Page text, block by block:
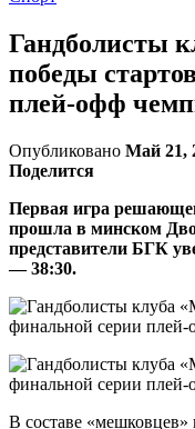
Гандболисты
победы
плей-офф
Опубликовано Май 21,
Поделится
Первая игра
прошла в минском
представители БГК
— 38:30.
В составе «мешковцев»